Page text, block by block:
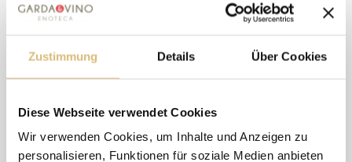
Zustimmung Details Über Cookies
Diese Webseite verwendet Cookies
Wir verwenden Cookies, um Inhalte und Anzeigen zu
personalisieren, Funktionen für soziale Medien anbieten
Geschmack ist salzig, hat eine gute Struktur, ist
gemischtem Grillfleisch, Wild und Hartkäse.
8 andere Artikel in der
gleichen Kategorie: